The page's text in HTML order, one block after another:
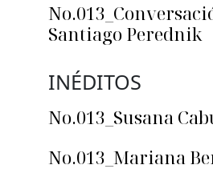
Santiago Perednik
INÉDITOS
No.013_Susana
No.013_Mariana